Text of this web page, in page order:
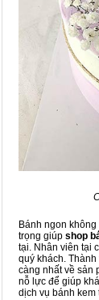
Bánh ngon
trọng giúp shop
tại. Nhân viên tại
quý khách.
càng nhất về sản
nỗ lực để giúp
dịch vụ bánh kem